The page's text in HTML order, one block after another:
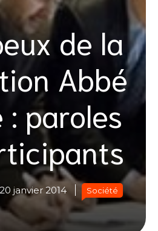
de la
Abbé
paroles
20 janvier 2014 Société